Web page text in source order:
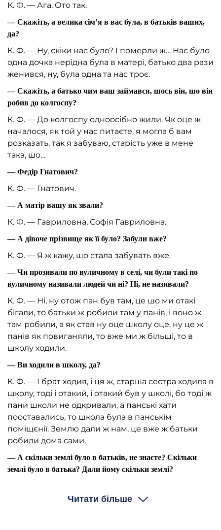
К. Ф. — Ага. Ото так.
— Скажіть, а велика сім’я в вас була, в батьків ваших,
да?
К. Ф. — Ну, скіки нас було? І померли ж… Нас було
одна дочка нерідна була в матері, батько два рази
женився, ну, була одна та нас троє.
— Скажіть, а батько чим ваш займався, шось він, шо він
робив до колгоспу?
К. Ф. — До колгоспу одноосібно жили. Як оце ж
началося, як той у нас питаєте, я могла б вам
розказать, так я забуваю, старість уже в мене
така, шо…
— Федір Гнатович?
К. Ф. — Гнатович.
— А матір вашу як звали?
К. Ф. — Гавриловна, Софія Гавриловна.
— А дівоче прізвище як її було? Забули вже?
К. Ф. — Я ж кажу, шо стала забувать вже.
— Чи прозивали по вуличному в селі, чи були такі по
вуличному називали людей чи ні? Ні, не називали?
К. Ф. — Ні, ну отож пан був там, це шо ми отакі
бігали, то батьки ж робили там у панів, і воно ж
там робили, а як став ну оце школу оце, ну це ж
панів як повиганяли, то вже ми ж більші, то в
школу ходили.
— Ви ходили в школу, да?
К. Ф. — І брат ходив, і ця ж, старша сестра ходила в
школу, тоді і отакий, і отакий був у школі, бо тоді ж
пани школи не одкривали, а панські хати
пооставались, то школа була в панськім
поміщєнії. Землю дали ж нам, це вже ж батьки
робили дома сами.
— А скільки землі було в батьків, не знаєте? Скільки
землі було в батька? Дали йому скільки землі?
— більше давали, як менша — менше давали. Як
Читати більше